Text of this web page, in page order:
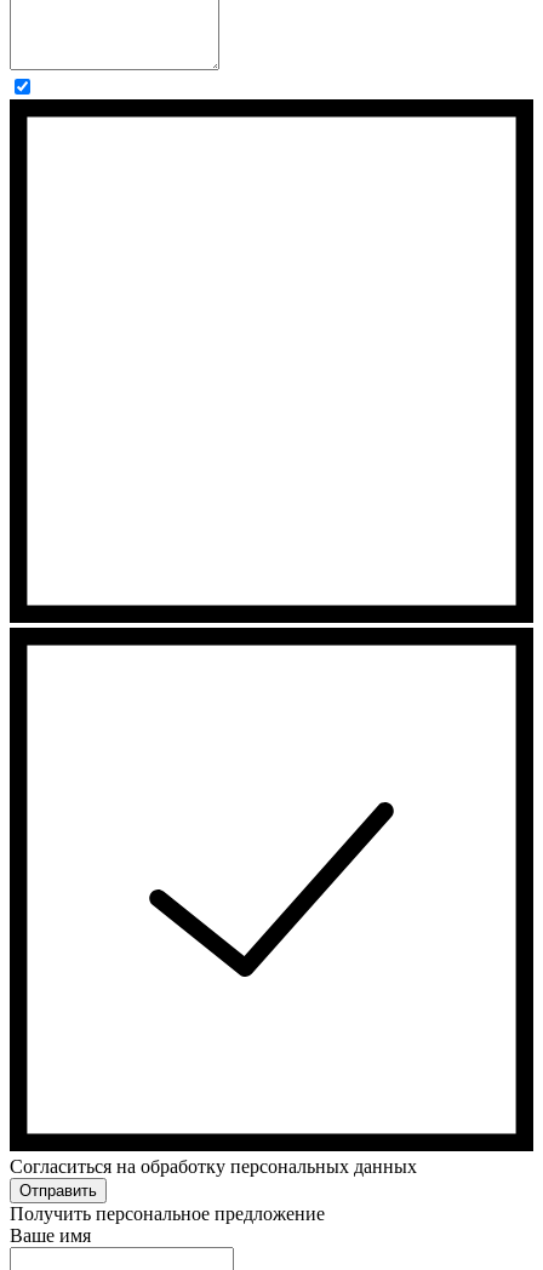
Cогласиться на обработку персональных данных
Отправить
Получить персональное предложение
Ваше имя